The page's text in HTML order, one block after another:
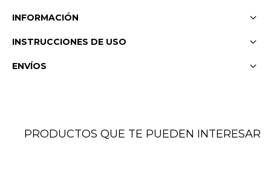
INFORMACIÓN
INSTRUCCIONES DE USO
ENVÍOS
PRODUCTOS QUE TE PUEDEN INTERESAR